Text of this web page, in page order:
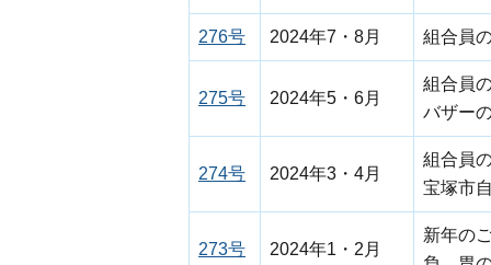
276号 2024年7・8月 組合員
275号 2024年5・6月
組合員
バザー
274号 2024年3・4月
組合員
宝塚市
273号 2024年1・2月
新年の